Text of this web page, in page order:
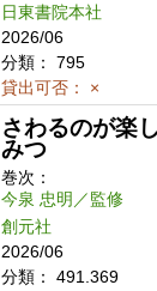
日東書院本社
2026/06
分類：
795
貸出可否：
×
さわるのが楽
みつ
巻次：
今泉 忠明／監修
創元社
2026/06
分類：
491.369